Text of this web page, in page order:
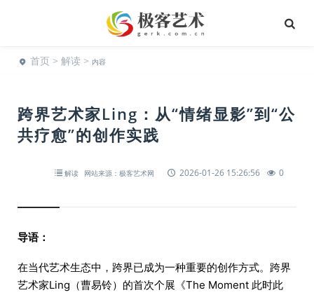
首页 > 解读 > 内容
​跨界艺术家Ling：从“情绪显影”到“公
共疗愈”的创作实践
解读 网站来源：极客艺术网 2026-01-26 15:26:56 0
导语：
在当代艺术生态中，跨界已成为一种重要的创作方式。跨界
艺术家Ling（曹易铃）的首次个展《The Moment 此时此